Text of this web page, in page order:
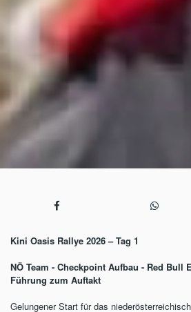
Kini Oasis Rallye 2026 – Tag 1
NÖ Team - Checkpoint Aufbau - Red Bull
Führung zum Auftakt
Gelungener Start für das